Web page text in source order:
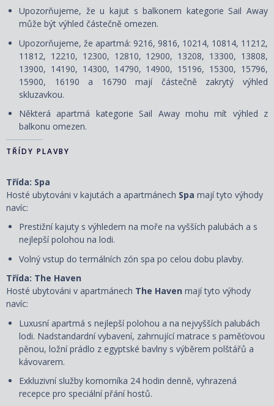
Upozorňujeme, že u kajut s balkonem kategorie Sail Away
může být výhled částečně omezen.
Upozorňujeme, že apartmá: 9216, 9816, 10214, 10814, 11212,
11812, 12210, 12300, 12810, 12900, 13208, 13300, 13808,
13900, 14190, 14300, 14790, 14900, 15196, 15300, 15796,
15900, 16190 a 16790 mají částečně zakrytý výhled
skluzavkou.
Některá apartmá kategorie Sail Away mohu mít výhled z
balkonu omezen.
TŘÍDY PLAVBY
Třída: Spa
Hosté ubytováni v kajutách a apartmánech Spa mají tyto výhody
navíc:
Prestižní kajuty s výhledem na moře na vyšších palubách a s
nejlepší polohou na lodi.
Volný vstup do termálních zón spa po celou dobu plavby.
Třída: The Haven
Hosté ubytováni v apartmánech The Haven mají tyto výhody
navíc:
Luxusní apartmá s nejlepší polohou a na nejvyšších palubách
lodi. Nadstandardní vybavení, zahrnující matrace s paměťovou
pěnou, ložní prádlo z egyptské bavlny s výběrem polštářů a
kávovarem.
Exkluzivní služby komorníka 24 hodin denně, vyhrazená
recepce pro speciální přání hostů.